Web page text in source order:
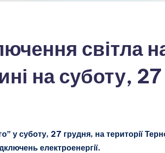
світла
на суботу, 27
у суботу, 27 грудня, на території
електроенергії.